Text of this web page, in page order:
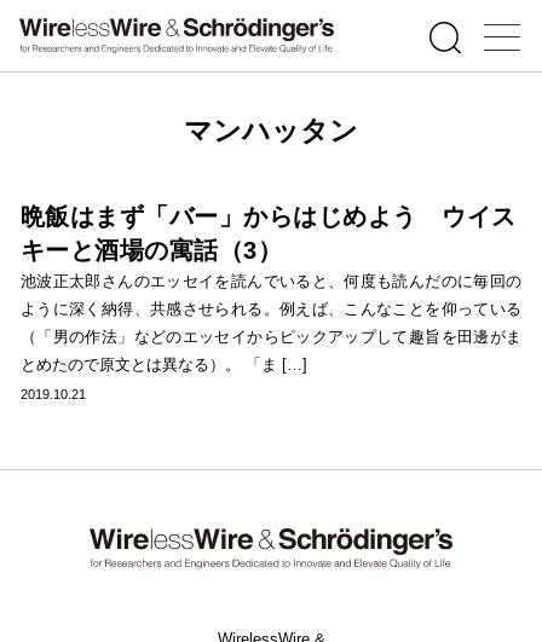
マンハッタン
晩飯はまず「バー」からはじめよう ウイス
キーと酒場の寓話（3）
池波正太郎さんのエッセイを読んでいると、何度も読んだのに毎回の
ように深く納得、共感させられる。例えば、こんなことを仰っている
（「男の作法」などのエッセイからピックアップして趣旨を田邊がま
とめたので原文とは異なる）。 「ま […]
2019.10.21